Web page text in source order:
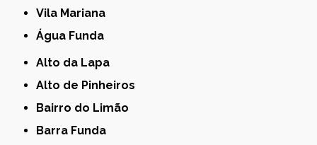
Vila Mariana
Água Funda
Alto da Lapa
Alto de Pinheiros
Bairro do Limão
Barra Funda